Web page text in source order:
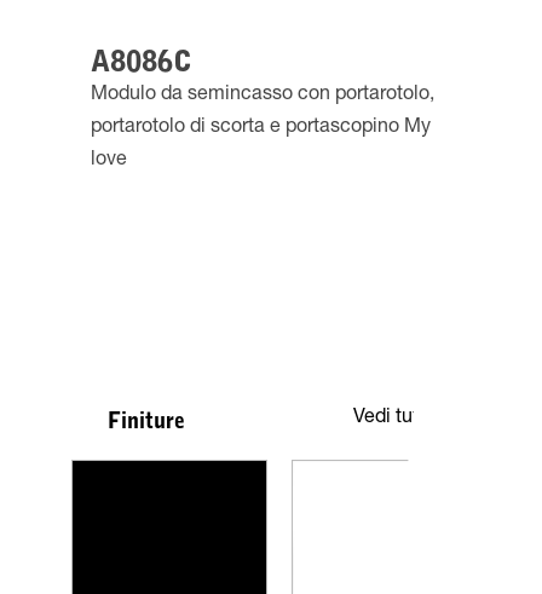
A8086C
Modulo da semincasso con portarotolo,
portarotolo di scorta e portascopino My
love
Finiture Vedi tutte